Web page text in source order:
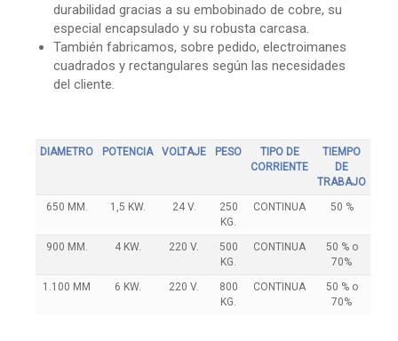
durabilidad gracias a su embobinado de cobre, su
especial encapsulado y su robusta carcasa.
También fabricamos, sobre pedido, electroimanes
cuadrados y rectangulares según las necesidades
del cliente.
DIAMETRO POTENCIA VOLTAJE PESO
TIPO DE
CORRIENTE
TIEMPO
DE
TRABAJO
650 MM.
1,5 KW. 24 V.
250
KG.
CONTINUA 50 %
900 MM. 4 KW. 220 V.
500
KG.
CONTINUA
50 % o
70%
1.100 MM
6 KW. 220 V.
800
KG.
CONTINUA
50 % o
70%